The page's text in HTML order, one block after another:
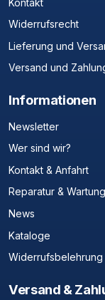
Widerrufsrecht
Lieferung und
Versand und
Informationen
Newsletter
Wer sind wir?
Kontakt & Anfahrt
Reparatur & Wartung
News
Kataloge
Widerrufsbelehrung
Versand &